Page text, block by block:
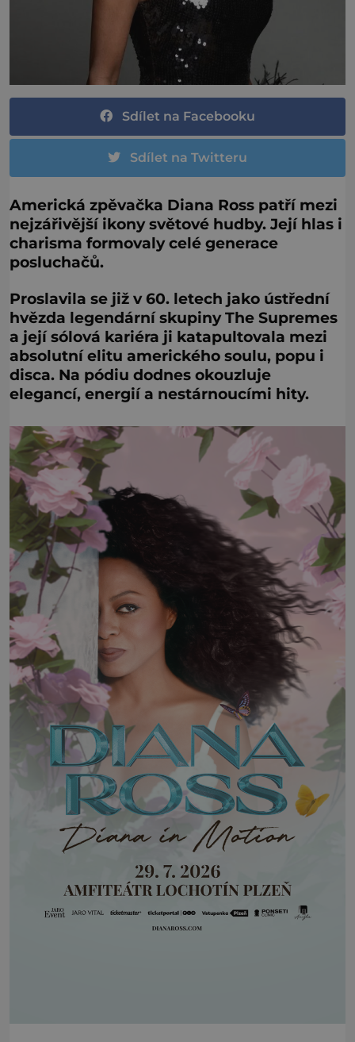
Sdílet na Facebooku
Sdílet na Twitteru
Americká zpěvačka Diana Ross patří mezi
nejzářivější ikony světové hudby. Její hlas i
charisma formovaly celé generace
posluchačů.
Proslavila se již v 60. letech jako ústřední
hvězda legendární skupiny The Supremes
a její sólová kariéra ji katapultovala mezi
absolutní elitu amerického soulu, popu i
disca. Na pódiu dodnes okouzluje
elegancí, energií a nestárnoucími hity.